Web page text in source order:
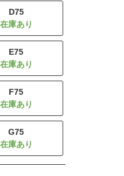
D75
E75
F75
G75